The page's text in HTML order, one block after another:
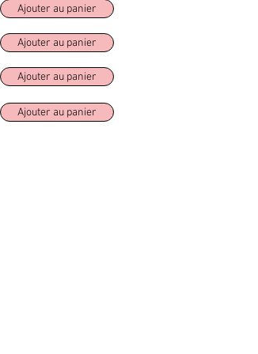
Ajouter au panier
Ajouter au panier
Ajouter au panier
Ajouter au panier